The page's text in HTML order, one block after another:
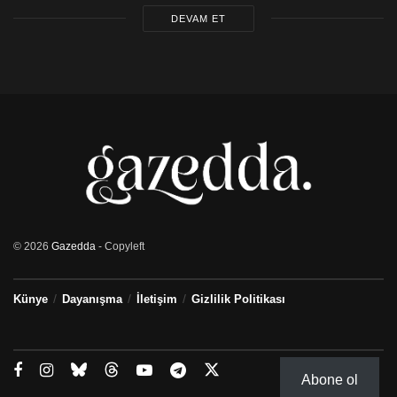
DEVAM ET
© 2026 Gazedda - Copyleft
Künye Dayanışma İletişim Gizlilik Politikası
Abone ol